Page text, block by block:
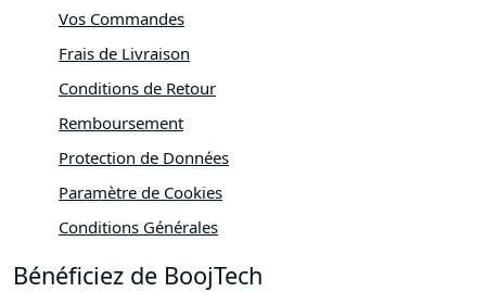
Vos Commandes
Frais de Livraison
Conditions de Retour
Remboursement
Protection de Données
Paramètre de Cookies
Conditions Générales
Bénéficiez de BoojTech